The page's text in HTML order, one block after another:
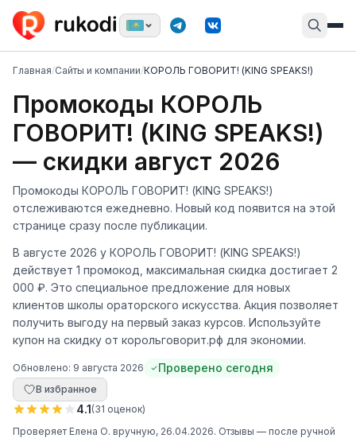
Главная/Сайты и компании/КОРОЛЬ ГОВОРИТ! (KING SPEAKS!)
Промокоды КОРОЛЬ
ГОВОРИТ! (KING SPEAKS!)
— скидки август 2026
Промокоды КОРОЛЬ ГОВОРИТ! (KING SPEAKS!)
отслеживаются ежедневно. Новый код появится на этой
странице сразу после публикации.
В августе 2026 у КОРОЛЬ ГОВОРИТ! (KING SPEAKS!)
действует 1 промокод, максимальная скидка достигает 2
000 ₽. Это специальное предложение для новых
клиентов школы ораторского искусства. Акция позволяет
получить выгоду на первый заказ курсов. Используйте
купон на скидку от корольговорит.рф для экономии.
Обновлено: 9 августа 2026 Проверено сегодня
В избранное
4.1(31 оценок)
Проверяет Елена О. вручную, 26.04.2026. Отзывы — после ручной